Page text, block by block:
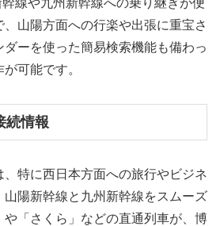
幹線や九州新幹線への乗り継ぎが便
山陽方面への行楽や出張に重宝さ
ーを使った簡易検索機能も備わっ
可能です。
続情報
特に西日本方面への旅行やビジネ
山陽新幹線と九州新幹線をスムーズ
や「さくら」などの直通列車が、博